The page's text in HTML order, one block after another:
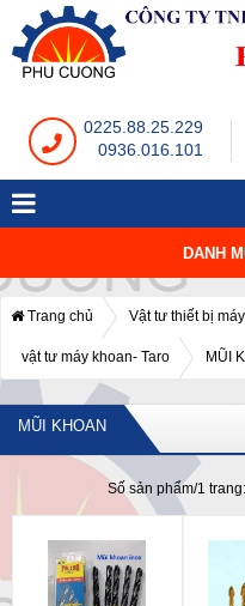
0225.88.25.229
0936.016.101
DANH
Trang chủ Vật tư thiết bị
vật tư máy khoan- Taro MŨI
MŨI KHOAN
Số sản phẩm/1 trang: